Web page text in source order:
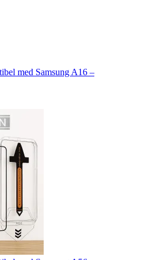
med Samsung A16 –